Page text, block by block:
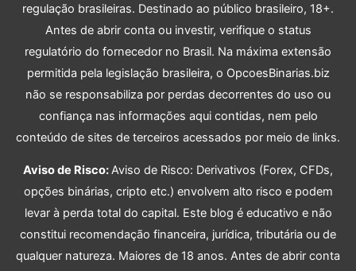
regulação brasileiras. Destinado ao público brasileiro, 18+.
Antes de abrir conta ou investir, verifique o status
regulatório do fornecedor no Brasil. Na máxima extensão
permitida pela legislação brasileira, o OpcoesBinarias.biz
não se responsabiliza por perdas decorrentes do uso ou
confiança nas informações aqui contidas, nem pelo
conteúdo de sites de terceiros acessados por meio de links.
Aviso de Risco:Aviso de Risco: Derivativos (Forex, CFDs,
opções binárias, cripto etc.) envolvem alto risco e podem
levar à perda total do capital. Este blog é educativo e não
constitui recomendação financeira, jurídica, tributária ou de
qualquer natureza. Maiores de 18 anos. Antes de abrir conta